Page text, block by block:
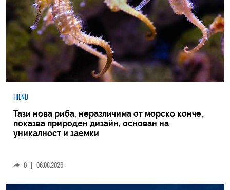
HIEND
Тази нова риба, неразличима от морско конче,
показва природен дизайн, основан на
уникалност и заемки
0 06.08.2026